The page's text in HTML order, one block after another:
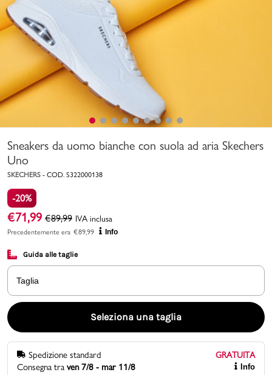
Uomo Bambino
Sport Valigie
Marchi
Promo & News
contatti
Sneakers da uomo bianche con suola ad aria Skechers
Uno
SKECHERS - COD. S322000138
-20%
€71,99 €89,99 IVA inclusa
Precedentemente era €89,99 Info
Guida alle taglie
Taglia
Seleziona una taglia
Spedizione standard
GRATUITA
Consegna tra ven 7/8 - mar 11/8 Info